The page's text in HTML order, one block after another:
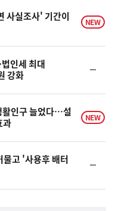
승
사실조사' 기간이
NEW
인세 최대
강화
일
활인구 늘었다…설
과
NEW
물고 '사용후 배터
일